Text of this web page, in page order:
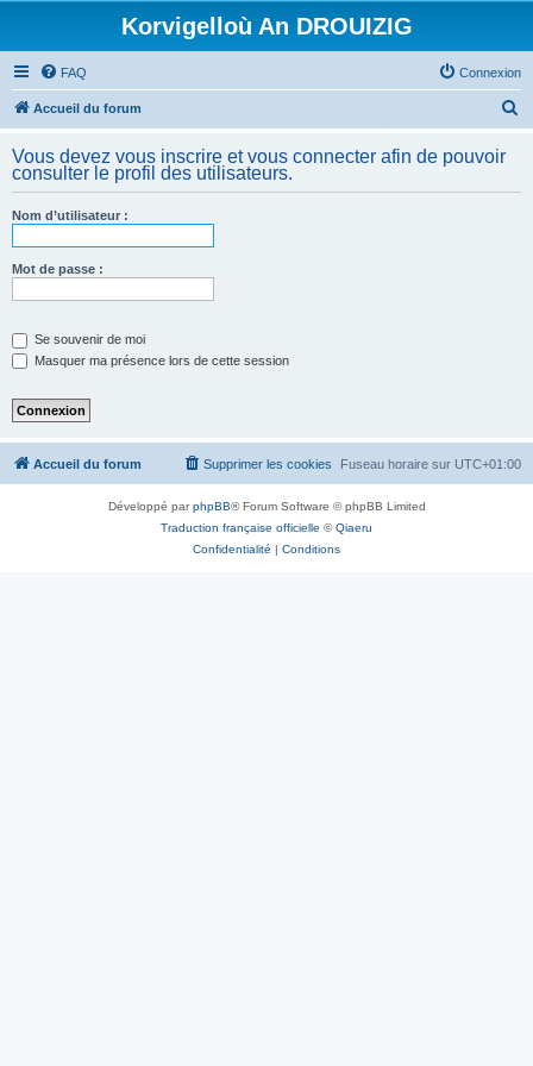
Korvigelloù An DROUIZIG
FAQ Connexion
Accueil du forum
h
Vous devez vous inscrire et vous connecter afin de pouvoir
consulter le profil des utilisateurs.
Nom d’utilisateur :
Mot de passe :
Se souvenir de moi
Masquer ma présence lors de cette session
Accueil du forum Fuseau horaire sur UTC+01:00
Supprimer les cookies
Développé parphpBB® Forum Software © phpBB Limited
Traduction française officielle ©Qiaeru
Confidentialité | Conditions